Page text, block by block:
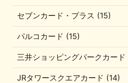
セブンカード・プラス (15)
パルコカード (15)
三井ショッピングパークカード
JRタワースクエアカード (14)